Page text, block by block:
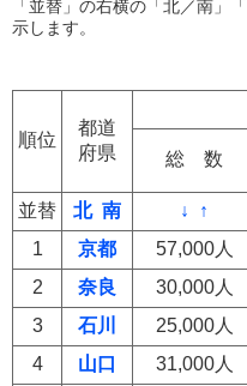
「並替」の右横の「北／南」
示します。
順位
都道
府県
総 数
並替
北 南 ↓ ↑
1
京都 57,000人
2
奈良 30,000人
3
石川 25,000人
4
山口 31,000人